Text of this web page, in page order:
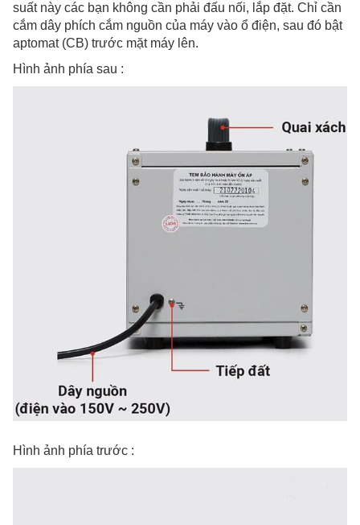
suất này các bạn không cần phải đấu nối, lắp đặt. Chỉ cần
cắm dây phích cắm nguồn của máy vào ổ điện, sau đó bật
aptomat (CB) trước mặt máy lên.
Hình ảnh phía sau :
Hình ảnh phía trước :